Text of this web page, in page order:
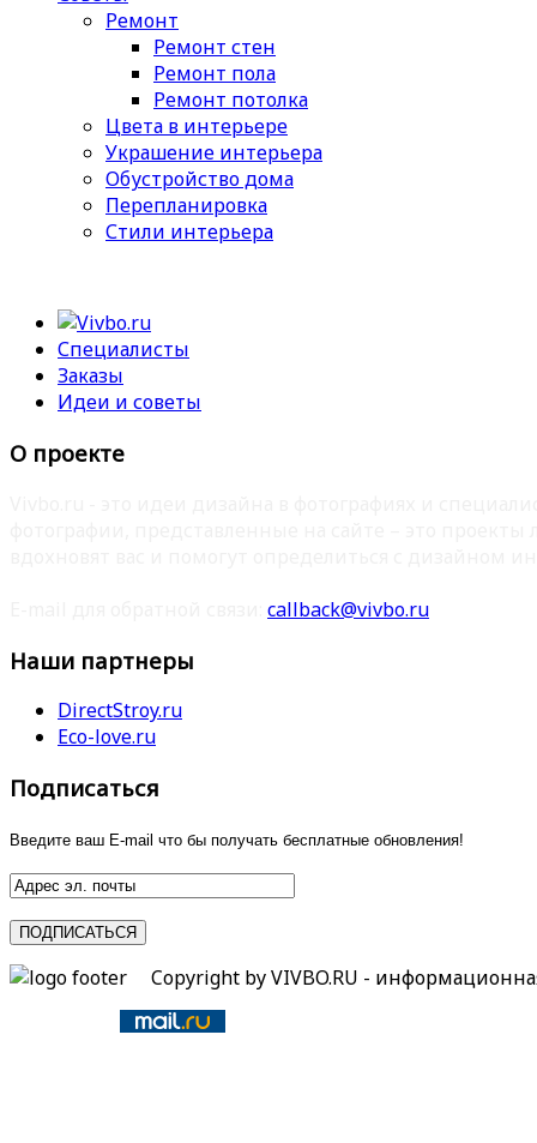
Ремонт
Ремонт стен
Ремонт пола
Ремонт потолка
Цвета в интерьере
Украшение интерьера
Обустройство дома
Перепланировка
Стили интерьера
Специалисты
Заказы
Идеи и советы
О проекте
callback@vivbo.ru
Наши партнеры
DirectStroy.ru
Eco-love.ru
Подписаться
Введите ваш E-mail что бы получать бесплатные обновления!
Copyright by VIVBO.RU -